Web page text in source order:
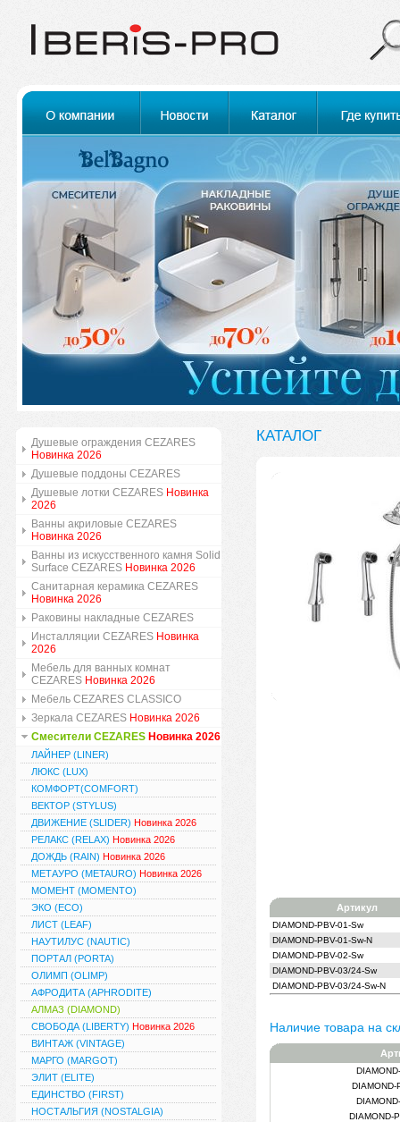
Душевые ограждения CEZARES
Новинка 2026
Душевые поддоны CEZARES
Душевые лотки CEZARES Новинка
2026
Ванны акриловые CEZARES
Новинка 2026
Ванны из искусственного камня Solid
Surface CEZARES Новинка 2026
Санитарная керамика CEZARES
Новинка 2026
Раковины накладные CEZARES
Инсталляции CEZARES Новинка
2026
Мебель для ванных комнат
CEZARES Новинка 2026
Мебель CEZARES CLASSICO
Зеркала CEZARES Новинка 2026
Смесители CEZARES Новинка 2026
ЛАЙНЕР (LINER)
ЛЮКС (LUX)
КОМФОРТ(COMFORT)
ВЕКТОР (STYLUS)
ДВИЖЕНИЕ (SLIDER) Новинка 2026
РЕЛАКС (RELAX) Новинка 2026
ДОЖДЬ (RAIN) Новинка 2026
МЕТАУРО (METAURO) Новинка 2026
МОМЕНТ (MOMENTO)
ЭКО (ECO)
ЛИСТ (LEAF)
НАУТИЛУС (NAUTIC)
ПОРТАЛ (PORTA)
ОЛИМП (OLIMP)
АФРОДИТА (APHRODITE)
АЛМАЗ (DIAMOND)
СВОБОДА (LIBERTY) Новинка 2026
ВИНТАЖ (VINTAGE)
МАРГО (MARGOT)
ЭЛИТ (ELITE)
ЕДИНСТВО (FIRST)
НОСТАЛЬГИЯ (NOSTALGIA)
КАТАЛОГ
Артикул
DIAMOND-PBV-01-Sw
DIAMOND-PBV-01-Sw-N
DIAMOND-PBV-02-Sw
DIAMOND-PBV-03/24-Sw
DIAMOND-PBV-03/24-Sw-N
Наличие товара на
DIAMOND-
DIAMOND-